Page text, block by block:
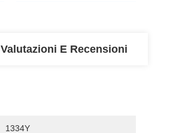
Valutazioni E Recensioni
1334Y